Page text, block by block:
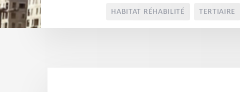
HABITAT RÉHABILITÉ TERTIAIRE